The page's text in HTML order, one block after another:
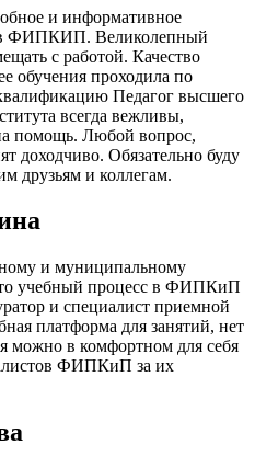
и информативное
в ФИПКИП. Великолепный
с работой. Качество
обучения проходила по
Педагог высшего
всегда вежливы,
помощь. Любой вопрос,
доходчиво. Обязательно буду
друзьям и коллегам.
и муниципальному
учебный процесс в ФИПКиП
и специалист приемной
платформа для занятий, нет
можно в комфортном для себя
ФИПКиП за их